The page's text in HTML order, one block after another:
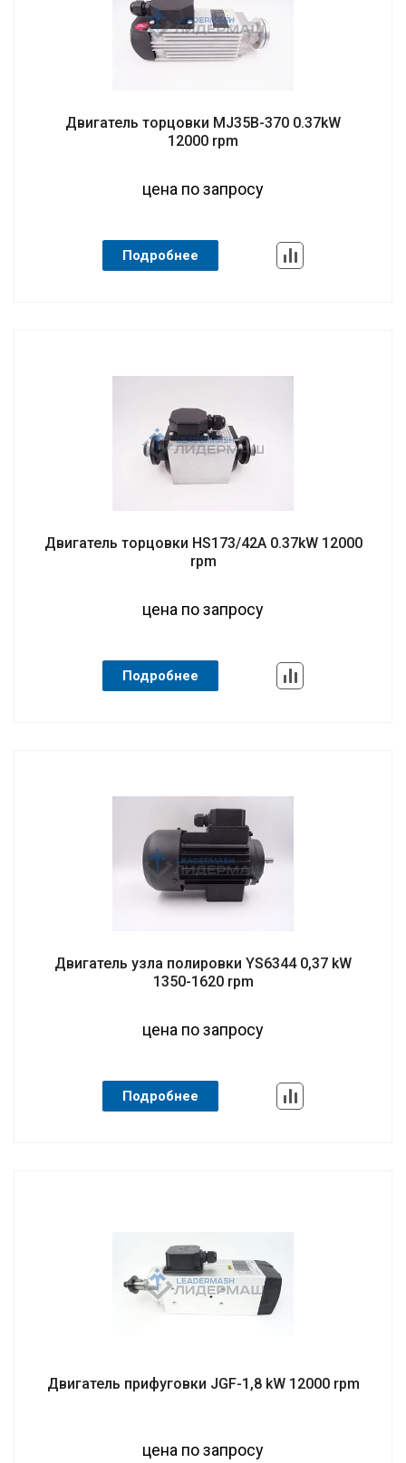
Двигатель торцовки MJ35B-370 0.37kW
12000 rpm
цена по запросу
Подробнее
Двигатель торцовки HS173/42A 0.37kW 12000
rpm
цена по запросу
Подробнее
Двигатель узла полировки YS6344 0,37 kW
1350-1620 rpm
цена по запросу
Подробнее
Двигатель прифуговки JGF-1,8 kW 12000 rpm
цена по запросу